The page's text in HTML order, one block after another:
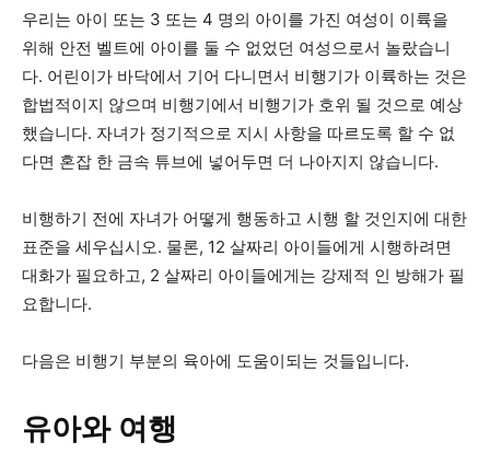
우리는 아이 또는 3 또는 4 명의 아이를 가진 여성이 이륙을
위해 안전 벨트에 아이를 둘 수 없었던 여성으로서 놀랐습니
다. 어린이가 바닥에서 기어 다니면서 비행기가 이륙하는 것은
합법적이지 않으며 비행기에서 비행기가 호위 될 것으로 예상
했습니다. 자녀가 정기적으로 지시 사항을 따르도록 할 수 없
다면 혼잡 한 금속 튜브에 넣어두면 더 나아지지 않습니다.
비행하기 전에 자녀가 어떻게 행동하고 시행 할 것인지에 대한
표준을 세우십시오. 물론, 12 살짜리 아이들에게 시행하려면
대화가 필요하고, 2 살짜리 아이들에게는 강제적 인 방해가 필
요합니다.
다음은 비행기 부분의 육아에 도움이되는 것들입니다.
유아와 여행